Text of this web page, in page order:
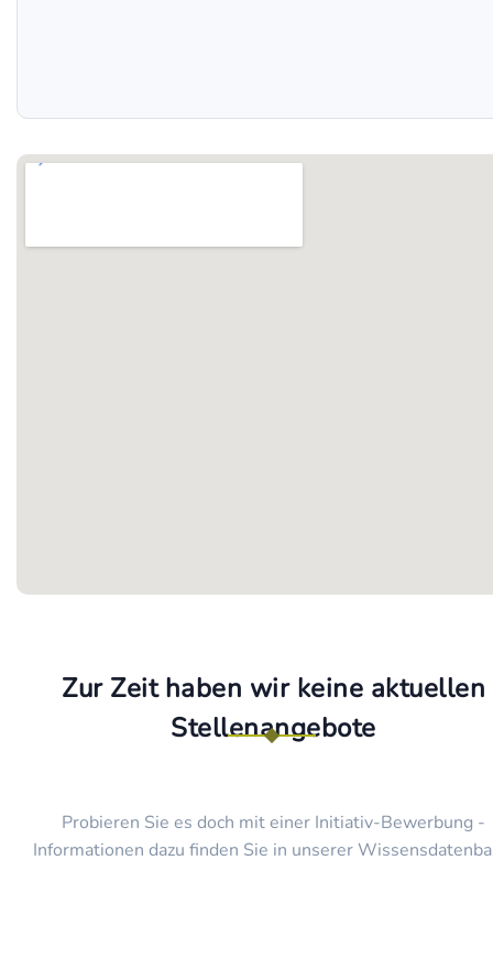
Zur Zeit haben wir keine aktuellen
Stellenangebote
Probieren Sie es doch mit einer Initiativ-Bewerbung -
Informationen dazu finden Sie in unserer